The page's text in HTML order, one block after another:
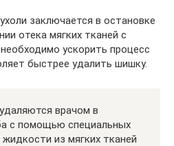
заключается в остановке
отека мягких тканей с
ускорить процесс
быстрее удалить шишку.
врачом в
с помощью специальных
из мягких тканей